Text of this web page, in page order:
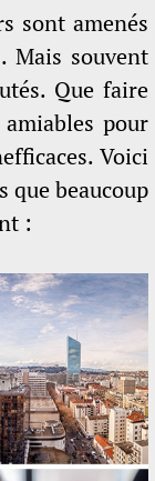
sont amenés
Mais souvent
Que faire
pour
Voici
que beaucoup
: